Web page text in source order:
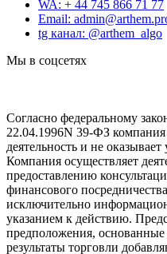
WA: + 44 745 866 71 77
Email:
tg канал: @arthem_algo
Мы в соцсетях
Согласно федеральному
22.04.1996N 39-ФЗ
деятельность и не
Компания осуществляет
предоставлению
финансового
исключительно
указанием к действию.
предположения,
результаты торговли